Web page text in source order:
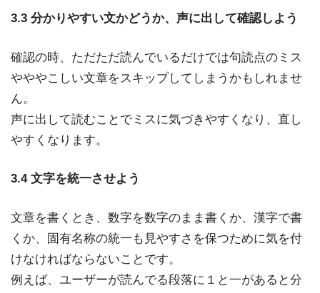
3.3 分かりやすい文かどうか、声に出して確認しよう
確認の時、ただただ読んでいるだけでは句読点のミス
やややこしい文章をスキップしてしまうかもしれませ
ん。
声に出して読むことでミスに気づきやすくなり、直し
やすくなります。
3.4 文字を統一させよう
文章を書くとき、数字を数字のまま書くか、漢字で書
くか、固有名称の統一も見やすさを保つために気を付
けなければならないことです。
例えば、ユーザーが読んでる段落に１と一があると分